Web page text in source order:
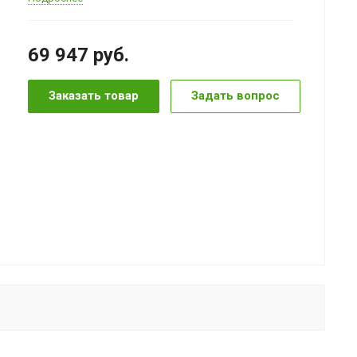
69 947 руб.
Заказать товар Задать вопрос